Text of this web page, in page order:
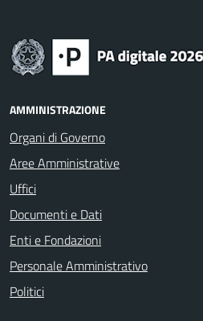
AMMINISTRAZIONE
Organi di Governo
Aree Amministrative
Uffici
Documenti e Dati
Enti e Fondazioni
Personale Amministrativo
Politici